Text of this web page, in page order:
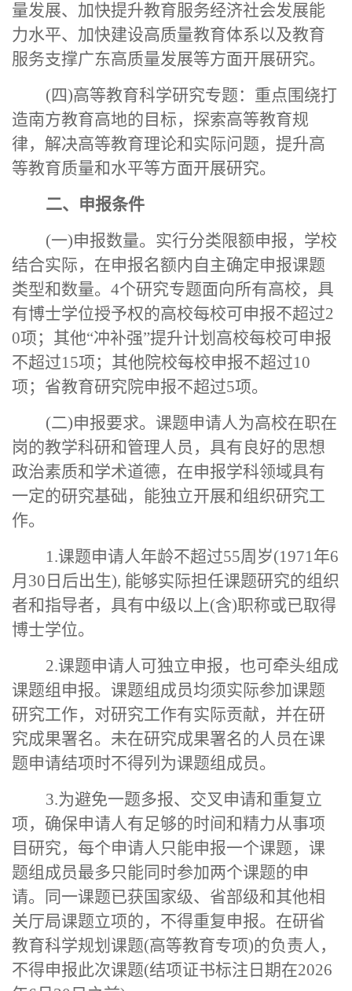
量发展、加快提升教育服务经济社会发展能
力水平、加快建设高质量教育体系以及教育
服务支撑广东高质量发展等方面开展研究。
(四)高等教育科学研究专题：重点围绕打
造南方教育高地的目标，探索高等教育规
律，解决高等教育理论和实际问题，提升高
等教育质量和水平等方面开展研究。
二、申报条件
(一)申报数量。实行分类限额申报，学校
结合实际，在申报名额内自主确定申报课题
类型和数量。4个研究专题面向所有高校，具
有博士学位授予权的高校每校可申报不超过2
0项；其他“冲补强”提升计划高校每校可申报
不超过15项；其他院校每校申报不超过10
项；省教育研究院申报不超过5项。
(二)申报要求。课题申请人为高校在职在
岗的教学科研和管理人员，具有良好的思想
政治素质和学术道德，在申报学科领域具有
一定的研究基础，能独立开展和组织研究工
作。
1.课题申请人年龄不超过55周岁(1971年6
月30日后出生), 能够实际担任课题研究的组织
者和指导者，具有中级以上(含)职称或已取得
博士学位。
2.课题申请人可独立申报，也可牵头组成
课题组申报。课题组成员均须实际参加课题
研究工作，对研究工作有实际贡献，并在研
究成果署名。未在研究成果署名的人员在课
题申请结项时不得列为课题组成员。
3.为避免一题多报、交叉申请和重复立
项，确保申请人有足够的时间和精力从事项
目研究，每个申请人只能申报一个课题，课
题组成员最多只能同时参加两个课题的申
请。同一课题已获国家级、省部级和其他相
关厅局课题立项的，不得重复申报。在研省
教育科学规划课题(高等教育专项)的负责人，
不得申报此次课题(结项证书标注日期在2026